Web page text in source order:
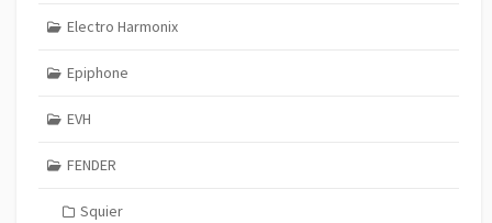
Electro Harmonix
Epiphone
EVH
FENDER
Squier